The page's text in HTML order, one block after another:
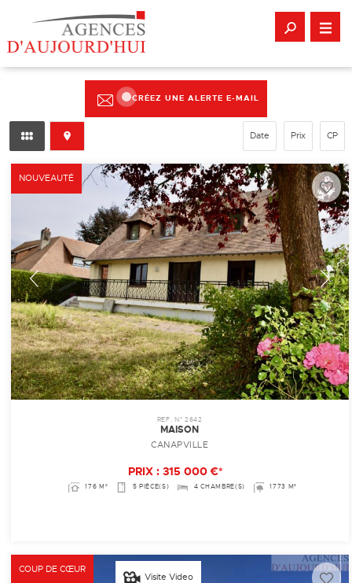
CRÉEZ UNE ALERTE E-MAIL
Date Prix CP
NOUVEAUTÉ
REF. N° 2642
MAISON
CANAPVILLE
PRIX : 315 000 €*
176 M² 5 PIÈCE(S) 4 CHAMBRE(S) 1773 M²
Visite Video
COUP DE CŒUR